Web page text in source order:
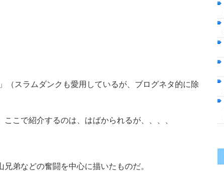
」（スラムダンクも愛用しているが、ブログネタ的に除
こで紹介するのは、はばかられるが、、、、
弟などの奮闘を中心に描いたものだ。